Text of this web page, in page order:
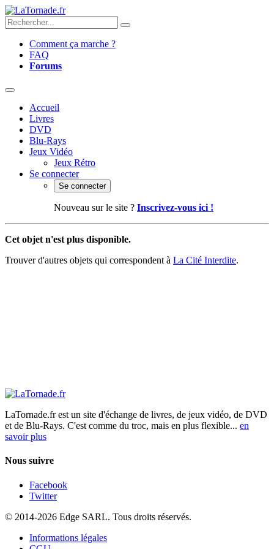
Comment ça marche ?
FAQ
Forums
Accueil
Livres
DVD
Blu-Rays
Jeux Vidéo
Jeux Rétro
Se connecter
Se connecter
Nouveau sur le site ? Inscrivez-vous ici !
Cet objet n'est plus disponible.
Trouver d'autres objets qui correspondent à La Cité Interdite.
LaTornade.frest un site d'échange de livres, de jeux vidéo, de DVD
et de Blu-Rays. C'est comme du troc, mais en plus flexible... en
savoir plus
Nous suivre
Facebook
Twitter
© 2014-2026 Edge SARL. Tous droits réservés.
Informations légales